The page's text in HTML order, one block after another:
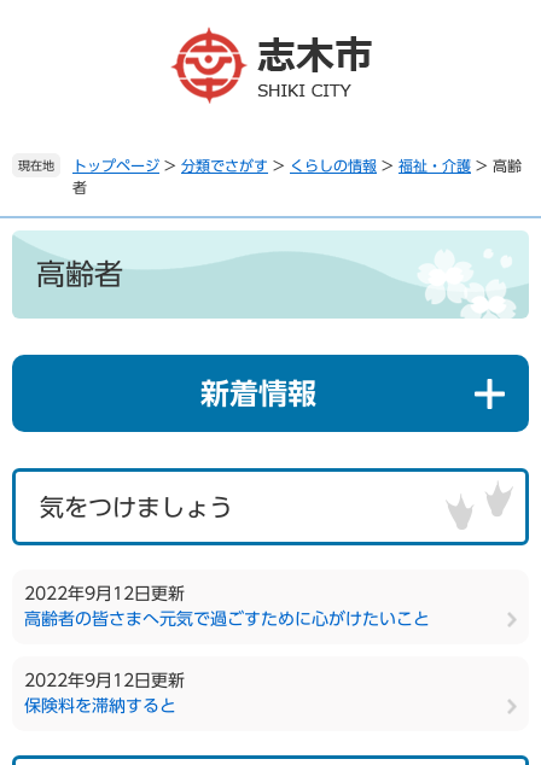
。
て
本
現在地 トップページ > 分類でさがす > くらしの情報 > 福祉・介護 > 高齢
者
本
高齢者
新着情報
気をつけましょう
2022年9月12日更新
高齢者の皆さまへ元気で過ごすために心がけたいこと
2022年9月12日更新
保険料を滞納すると